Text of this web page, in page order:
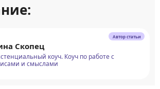
Автор статьи
Скопец
коуч. Коуч по работе с
и смыслами